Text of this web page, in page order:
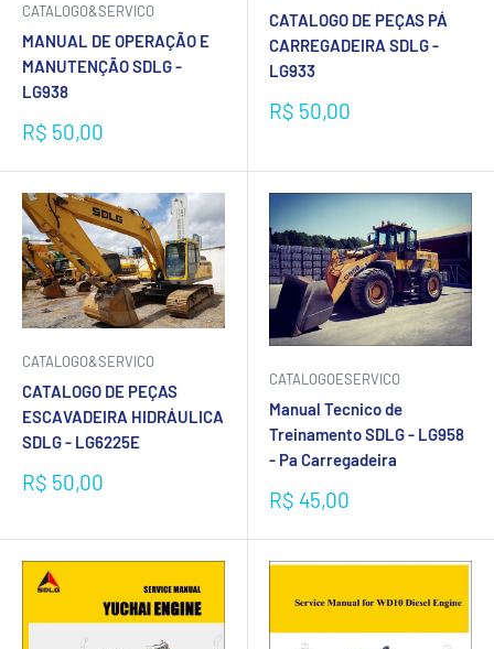
CATALOGO&SERVICO
MANUAL DE OPERAÇÃO E
MANUTENÇÃO SDLG -
LG938
Preço
R$ 50,00
CATALOGO DE PEÇAS PÁ
CARREGADEIRA SDLG -
LG933
Preço
promocional
R$ 50,00
CATALOGO&SERVICO
CATALOGO DE PEÇAS
ESCAVADEIRA HIDRÁULICA
SDLG - LG6225E
Preço
promocional
R$ 50,00
CATALOGOESERVICO
Manual Tecnico de
Treinamento SDLG - LG958
- Pa Carregadeira
Preço
R$ 45,00